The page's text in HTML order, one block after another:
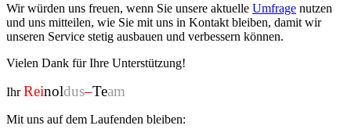
Wir würden uns freuen, wenn Sie unsere aktuelle Umfrage nutzen
und uns mitteilen, wie Sie mit uns in Kontakt bleiben, damit wir
unseren Service stetig ausbauen und verbessern können.
Vielen Dank für Ihre Unterstützung!
IhrReinoldus–Team
Mit uns auf dem Laufenden bleiben: